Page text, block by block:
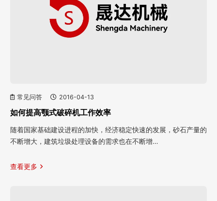
常见问答 2016-04-13
如何提高颚式破碎机工作效率
随着国家基础建设进程的加快，经济稳定快速的发展，砂石产量的
不断增大，建筑垃圾处理设备的需求也在不断增…
查看更多